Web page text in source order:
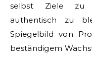
selbst Ziele zu
authentisch zu
Spiegelbild von
beständigem